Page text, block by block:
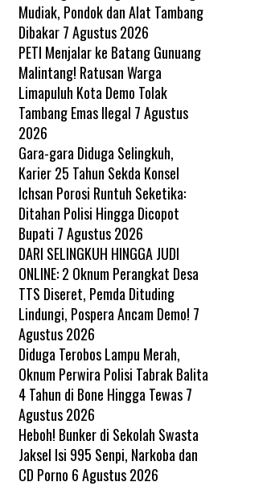
Mudiak, Pondok dan Alat Tambang
Dibakar 7 Agustus 2026
PETI Menjalar ke Batang Gunuang
Malintang! Ratusan Warga
Limapuluh Kota Demo Tolak
Tambang Emas Ilegal 7 Agustus
2026
Gara-gara Diduga Selingkuh,
Karier 25 Tahun Sekda Konsel
Ichsan Porosi Runtuh Seketika:
Ditahan Polisi Hingga Dicopot
Bupati 7 Agustus 2026
DARI SELINGKUH HINGGA JUDI
ONLINE: 2 Oknum Perangkat Desa
TTS Diseret, Pemda Dituding
Lindungi, Pospera Ancam Demo! 7
Agustus 2026
Diduga Terobos Lampu Merah,
Oknum Perwira Polisi Tabrak Balita
4 Tahun di Bone Hingga Tewas 7
Agustus 2026
Heboh! Bunker di Sekolah Swasta
Jaksel Isi 995 Senpi, Narkoba dan
CD Porno 6 Agustus 2026